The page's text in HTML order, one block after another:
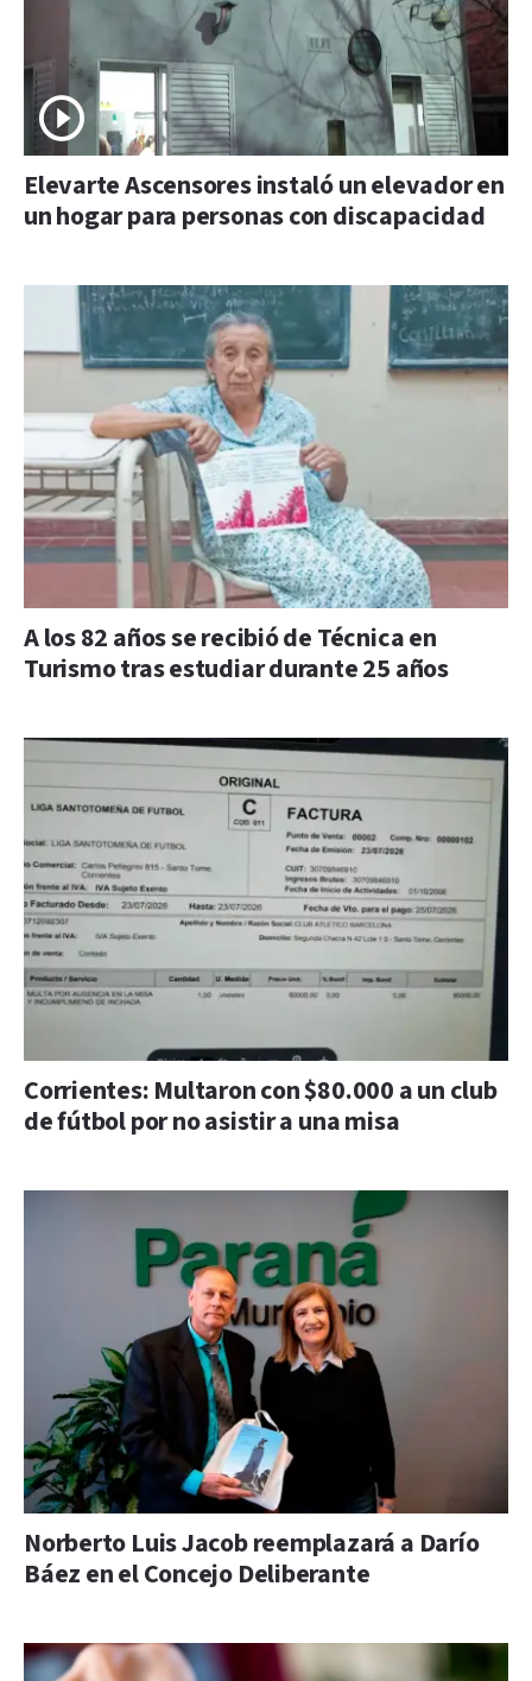
Elevarte Ascensores instaló un elevador en
un hogar para personas con discapacidad
A los 82 años se recibió de Técnica en
Turismo tras estudiar durante 25 años
Corrientes: Multaron con $80.000 a un club
de fútbol por no asistir a una misa
Norberto Luis Jacob reemplazará a Darío
Báez en el Concejo Deliberante